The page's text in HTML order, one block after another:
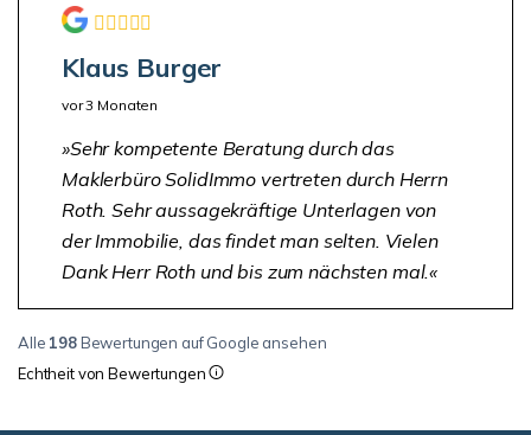
Klaus Burger
vor 3 Monaten
Sehr kompetente Beratung durch das
Maklerbüro SolidImmo vertreten durch Herrn
Roth. Sehr aussagekräftige Unterlagen von
der Immobilie, das findet man selten. Vielen
Dank Herr Roth und bis zum nächsten mal.
Alle 198Bewertungen auf Google ansehen
Echtheit von Bewertungen